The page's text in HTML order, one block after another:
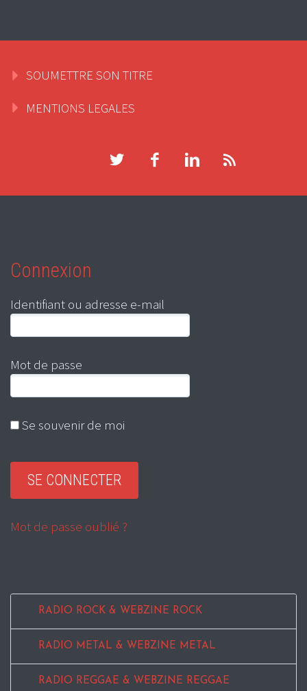
SOUMETTRE SON TITRE
MENTIONS LEGALES
Connexion
Identifiant ou adresse e-mail
Mot de passe
Se souvenir de moi
Mot de passe oublié ?
RADIO ROCK & WEBZINE ROCK
RADIO METAL & WEBZINE METAL
RADIO REGGAE & WEBZINE REGGAE